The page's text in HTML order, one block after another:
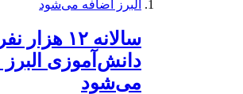
️سالانه ۱۲
دانش‌آموزی البرز
می‌شود